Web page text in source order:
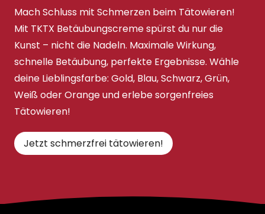
Mach Schluss mit Schmerzen beim Tätowieren!
Mit TKTX Betäubungscreme spürst du nur die
Kunst – nicht die Nadeln. Maximale Wirkung,
schnelle Betäubung, perfekte Ergebnisse. Wähle
deine Lieblingsfarbe: Gold, Blau, Schwarz, Grün,
Weiß oder Orange und erlebe sorgenfreies
Tätowieren!
Jetzt schmerzfrei tätowieren!